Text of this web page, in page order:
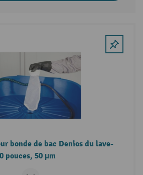
bonde de bac Denios du lave-
pouces, 50 µm